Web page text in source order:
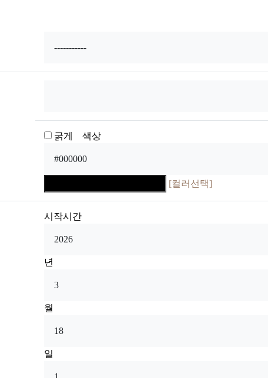
굵게 색상
[컬러선택]
시작시간
년
월
일